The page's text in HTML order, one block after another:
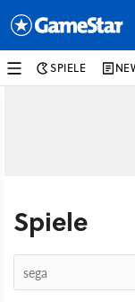
SPIELE
Spiele